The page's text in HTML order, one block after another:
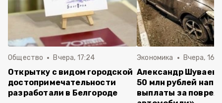
Общество Вчера, 17:24
Открытку с видом городской
достопримечательности
разработали в Белгороде
Экономика Вчера,
Александр
50 млн рублей
выплаты за